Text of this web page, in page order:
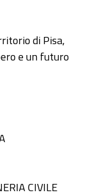
di Pisa,
e un futuro
CIVILE